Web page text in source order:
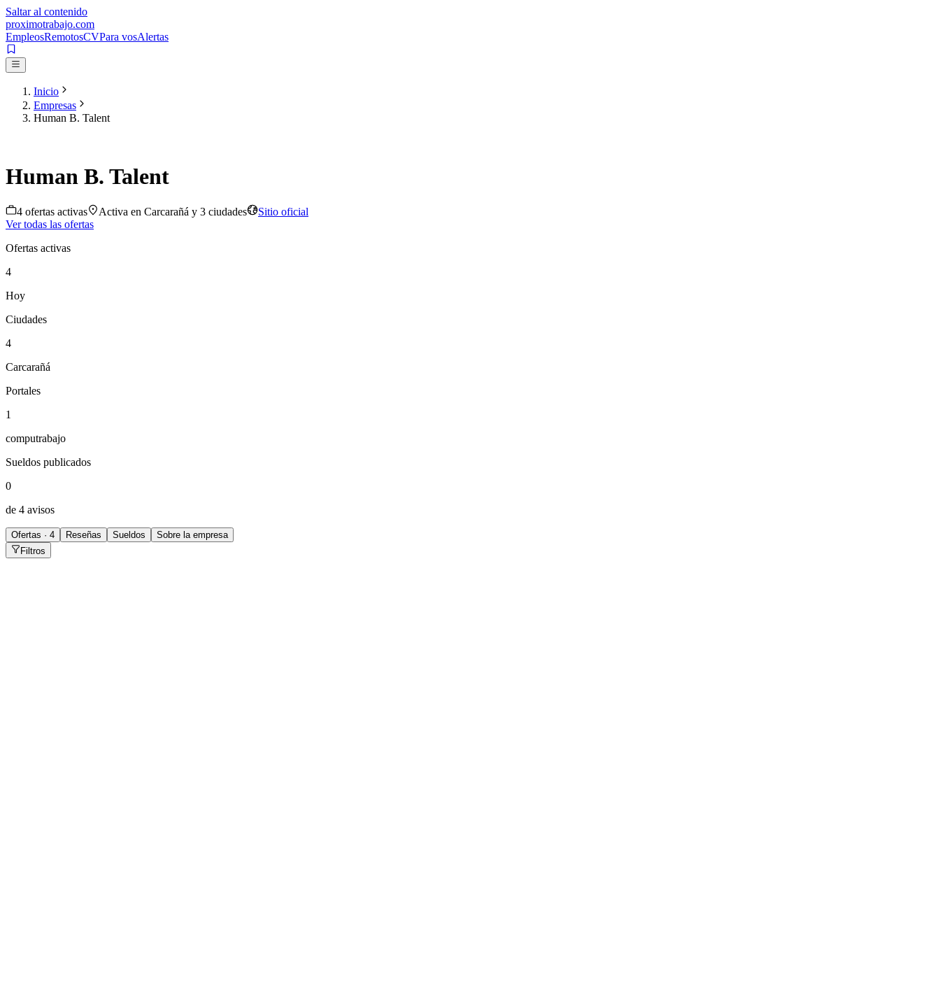
Saltar al contenido
proximotrabajo.com
EmpleosRemotosCVPara vosAlertas
Inicio
Empresas
Human B. Talent
Human B. Talent
4 ofertas activas Activa en Carcarañá y 3 ciudades
Sitio oficial
Ver todas las ofertas
Ofertas activas
4
Hoy
Ciudades
4
Carcarañá
Portales
1
computrabajo
Sueldos publicados
0
de 4 avisos
Ofertas · 4 Reseñas Sueldos
Sobre la empresa
Filtros